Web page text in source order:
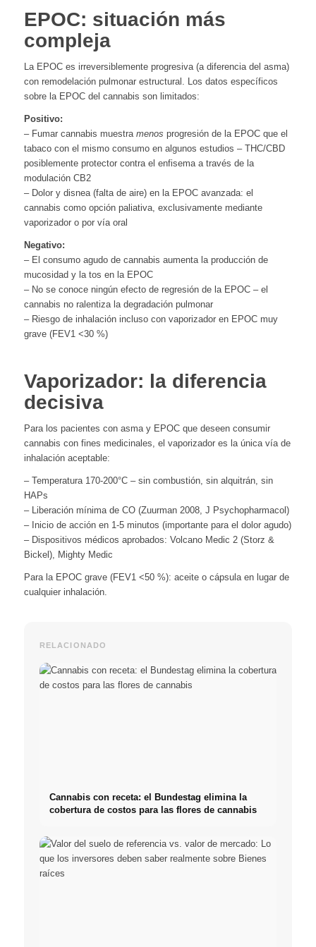
EPOC: situación más
compleja
La EPOC es irreversiblemente progresiva (a diferencia del asma)
con remodelación pulmonar estructural. Los datos específicos
sobre la EPOC del cannabis son limitados:
Positivo:
– Fumar cannabis muestra menos progresión de la EPOC que el
tabaco con el mismo consumo en algunos estudios – THC/CBD
posiblemente protector contra el enfisema a través de la
modulación CB2
– Dolor y disnea (falta de aire) en la EPOC avanzada: el
cannabis como opción paliativa, exclusivamente mediante
vaporizador o por vía oral
Negativo:
– El consumo agudo de cannabis aumenta la producción de
mucosidad y la tos en la EPOC
– No se conoce ningún efecto de regresión de la EPOC – el
cannabis no ralentiza la degradación pulmonar
– Riesgo de inhalación incluso con vaporizador en EPOC muy
grave (FEV1 <30 %)
Vaporizador: la diferencia
decisiva
Para los pacientes con asma y EPOC que deseen consumir
cannabis con fines medicinales, el vaporizador es la única vía de
inhalación aceptable:
– Temperatura 170-200°C – sin combustión, sin alquitrán, sin
HAPs
– Liberación mínima de CO (Zuurman 2008, J Psychopharmacol)
– Inicio de acción en 1-5 minutos (importante para el dolor agudo)
– Dispositivos médicos aprobados: Volcano Medic 2 (Storz &
Bickel), Mighty Medic
Para la EPOC grave (FEV1 <50 %): aceite o cápsula en lugar de
cualquier inhalación.
RELACIONADO
Cannabis con receta: el Bundestag elimina la
cobertura de costos para las flores de cannabis